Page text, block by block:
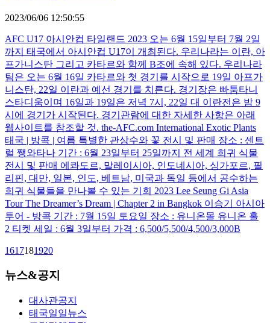
2023/06/06 12:50:55
AFC U17 아시안컵 타일랜드 2023 오는 6월 15일부터 7월 2일
까지 태국에서 아시안컵 U17이 개최된다. 우리나라는 이란, 아
프가니스탄 그리고 카타르와 함께 B조에 속해 있다. 우리나라
팀은 오는 6월 16일 카타르와 첫 경기를 시작으로 19일 아프가
니스탄, 22일 이란과 예선 경기를 치른다. 경기장은 빠툼타니
스타디움이며 16일과 19일은 저녁 7시, 22일 대 이란전은 밤 9
시에 경기가 시작된다. 경기관람에 대한 자세한 사항은 아래
웹사이트를 참조할 것. the-AFC.com International Exotic Plants
태국 | 방콕 | 여름 특별한 관상수와 꽃 전시 및 판매 장소 : 센트
럴 쨍와타나 기간 : 6월 23일부터 25일까지 전 세계 희귀 식물
전시 및 판매 에콰도르, 말레이시아, 인도네시아, 싱가포르, 필
리핀, 대만, 일본, 인도, 베트남, 미국과 독일 등에서 공수하는
희귀 식물들을 만나볼 수 있는 기회 2023 Lee Seung Gi Asia
Tour The Dreamer’s Dream | Chapter 2 in Bangkok 이승기 아시아
투어 - 방콕 기간 : 7월 15일 토요일 장소 : 유니온몰 유니온 홀
2 티켓 세일 : 6월 3일부터 가격 : 6,500/5,500/4,500/3,000B
1617181920
뉴스&공지
대사관공지
태국일일뉴스